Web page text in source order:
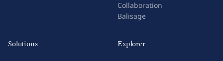
Collaboration
Balisage
Solutions Explorer